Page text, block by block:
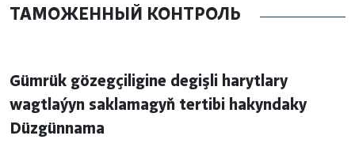
ТАМОЖЕННЫЙ КОНТРОЛЬ
Gümrük gözegçiligine degişli harytlary
wagtlaýyn saklamagyň tertibi hakyndaky
Düzgünnama